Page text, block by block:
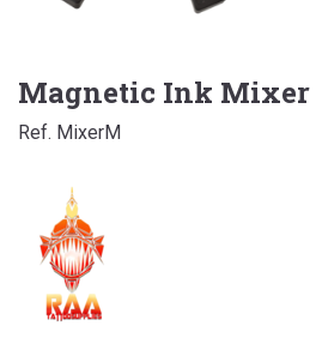
Magnetic Ink Mixer
Ref. MixerM